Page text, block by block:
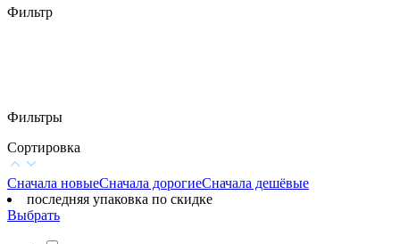
Фильтр
Фильтры
Сортировка
Сначала новыеСначала дорогиеСначала дешёвые
последняя упаковка по скидке
Выбрать